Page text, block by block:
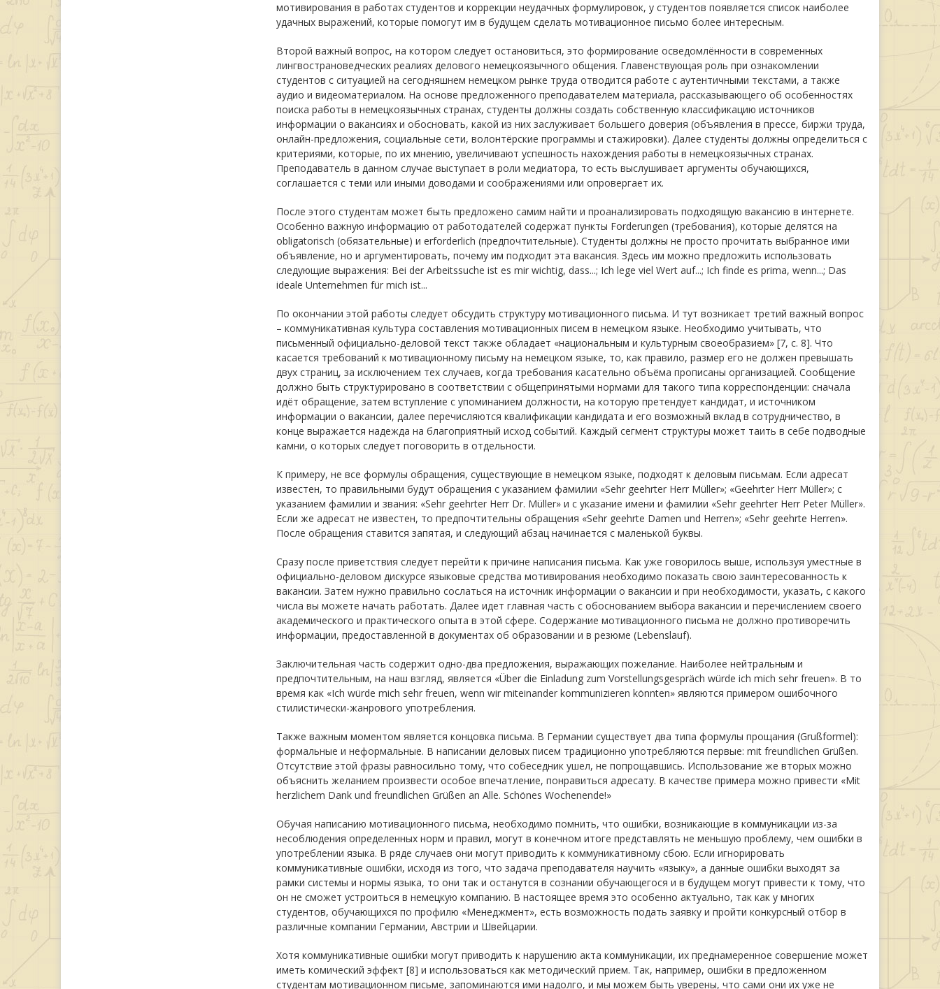
мотивирования в работах студентов и коррекции неудачных формулировок, у студентов появляется список наиболее
удачных выражений, которые помогут им в будущем сделать мотивационное письмо более интересным.
Второй важный вопрос, на котором следует остановиться, это формирование осведомлённости в современных
лингвострановедческих реалиях делового немецкоязычного общения. Главенствующая роль при ознакомлении
студентов с ситуацией на сегодняшнем немецком рынке труда отводится работе с аутентичными текстами, а также
аудио и видеоматериалом. На основе предложенного преподавателем материала, рассказывающего об особенностях
поиска работы в немецкоязычных странах, студенты должны создать собственную классификацию источников
информации о вакансиях и обосновать, какой из них заслуживает большего доверия (объявления в прессе, биржи труда,
онлайн-предложения, социальные сети, волонтёрские программы и стажировки). Далее студенты должны определиться с
критериями, которые, по их мнению, увеличивают успешность нахождения работы в немецкоязычных странах.
Преподаватель в данном случае выступает в роли медиатора, то есть выслушивает аргументы обучающихся,
соглашается с теми или иными доводами и соображениями или опровергает их.
После этого студентам может быть предложено самим найти и проанализировать подходящую вакансию в интернете.
Особенно важную информацию от работодателей содержат пункты Forderungen (требования), которые делятся на
obligatorisch (обязательные) и erforderlich (предпочтительные). Студенты должны не просто прочитать выбранное ими
объявление, но и аргументировать, почему им подходит эта вакансия. Здесь им можно предложить использовать
следующие выражения: Bei der Arbeitssuche ist es mir wichtig, dass...; Ich lege viel Wert auf...; Ich finde es prima, wenn...; Das
ideale Unternehmen für mich ist...
По окончании этой работы следует обсудить структуру мотивационного письма. И тут возникает третий важный вопрос
– коммуникативная культура составления мотивационных писем в немецком языке. Необходимо учитывать, что
письменный официально-деловой текст также обладает «национальным и культурным своеобразием» [7, с. 8]. Что
касается требований к мотивационному письму на немецком языке, то, как правило, размер его не должен превышать
двух страниц, за исключением тех случаев, когда требования касательно объёма прописаны организацией. Сообщение
должно быть структурировано в соответствии с общепринятыми нормами для такого типа корреспонденции: сначала
идёт обращение, затем вступление с упоминанием должности, на которую претендует кандидат, и источником
информации о вакансии, далее перечисляются квалификации кандидата и его возможный вклад в сотрудничество, в
конце выражается надежда на благоприятный исход событий. Каждый сегмент структуры может таить в себе подводные
камни, о которых следует поговорить в отдельности.
К примеру, не все формулы обращения, существующие в немецком языке, подходят к деловым письмам. Если адресат
известен, то правильными будут обращения с указанием фамилии «Sehr geehrter Herr Müller»; «Geehrter Herr Müller»; с
указанием фамилии и звания: «Sehr geehrter Herr Dr. Müller» и с указание имени и фамилии «Sehr geehrter Herr Peter Müller».
Если же адресат не известен, то предпочтительны обращения «Sehr geehrte Damen und Herren»; «Sehr geehrte Herren».
После обращения ставится запятая, и следующий абзац начинается с маленькой буквы.
Сразу после приветствия следует перейти к причине написания письма. Как уже говорилось выше, используя уместные в
официально-деловом дискурсе языковые средства мотивирования необходимо показать свою заинтересованность к
вакансии. Затем нужно правильно сослаться на источник информации о вакансии и при необходимости, указать, с какого
числа вы можете начать работать. Далее идет главная часть с обоснованием выбора вакансии и перечислением своего
академического и практического опыта в этой сфере. Содержание мотивационного письма не должно противоречить
информации, предоставленной в документах об образовании и в резюме (Lebenslauf).
Заключительная часть содержит одно-два предложения, выражающих пожелание. Наиболее нейтральным и
предпочтительным, на наш взгляд, является «Über die Einladung zum Vorstellungsgespräch würde ich mich sehr freuen». В то
время как «Ich würde mich sehr freuen, wenn wir miteinander kommunizieren könnten» являются примером ошибочного
стилистически-жанрового употребления.
Также важным моментом является концовка письма. В Германии существует два типа формулы прощания (Grußformel):
формальные и неформальные. В написании деловых писем традиционно употребляются первые: mit freundlichen Grüßen.
Отсутствие этой фразы равносильно тому, что собеседник ушел, не попрощавшись. Использование же вторых можно
объяснить желанием произвести особое впечатление, понравиться адресату. В качестве примера можно привести «Mit
herzlichem Dank und freundlichen Grüßen an Alle. Schönes Wochenende!»
Обучая написанию мотивационного письма, необходимо помнить, что ошибки, возникающие в коммуникации из-за
несоблюдения определенных норм и правил, могут в конечном итоге представлять не меньшую проблему, чем ошибки в
употреблении языка. В ряде случаев они могут приводить к коммуникативному сбою. Если игнорировать
коммуникативные ошибки, исходя из того, что задача преподавателя научить «языку», а данные ошибки выходят за
рамки системы и нормы языка, то они так и останутся в сознании обучающегося и в будущем могут привести к тому, что
он не сможет устроиться в немецкую компанию. В настоящее время это особенно актуально, так как у многих
студентов, обучающихся по профилю «Менеджмент», есть возможность подать заявку и пройти конкурсный отбор в
различные компании Германии, Австрии и Швейцарии.
Хотя коммуникативные ошибки могут приводить к нарушению акта коммуникации, их преднамеренное совершение может
иметь комический эффект [8] и использоваться как методический прием. Так, например, ошибки в предложенном
студентам мотивационном письме, запоминаются ими надолго, и мы можем быть уверены, что сами они их уже не